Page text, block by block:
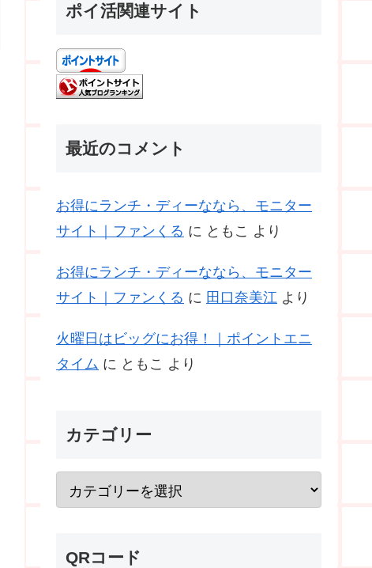
ポイ活関連サイト
最近のコメント
お得にランチ・ディーななら、モニター
サイト｜ファンくる に ともこ より
お得にランチ・ディーななら、モニター
サイト｜ファンくる に 田口奈美江 より
火曜日はビッグにお得！｜ポイントエニ
タイム に ともこ より
カテゴリー
QRコード